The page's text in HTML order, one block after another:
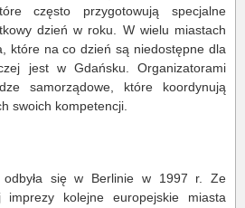
często przygotowują specjalne
dzień w roku. W wielu miastach
które na co dzień są niedostępne dla
jest w Gdańsku. Organizatorami
samorządowe, które koordynują
swoich kompetencji.
odbyła się w Berlinie w 1997 r. Ze
kolejne europejskie miasta